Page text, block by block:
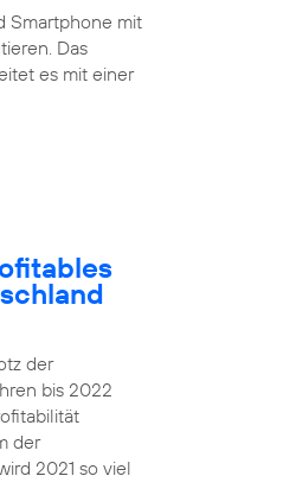
Smartphone mit
Das
es mit einer
der
bis 2022
der
2021 so viel